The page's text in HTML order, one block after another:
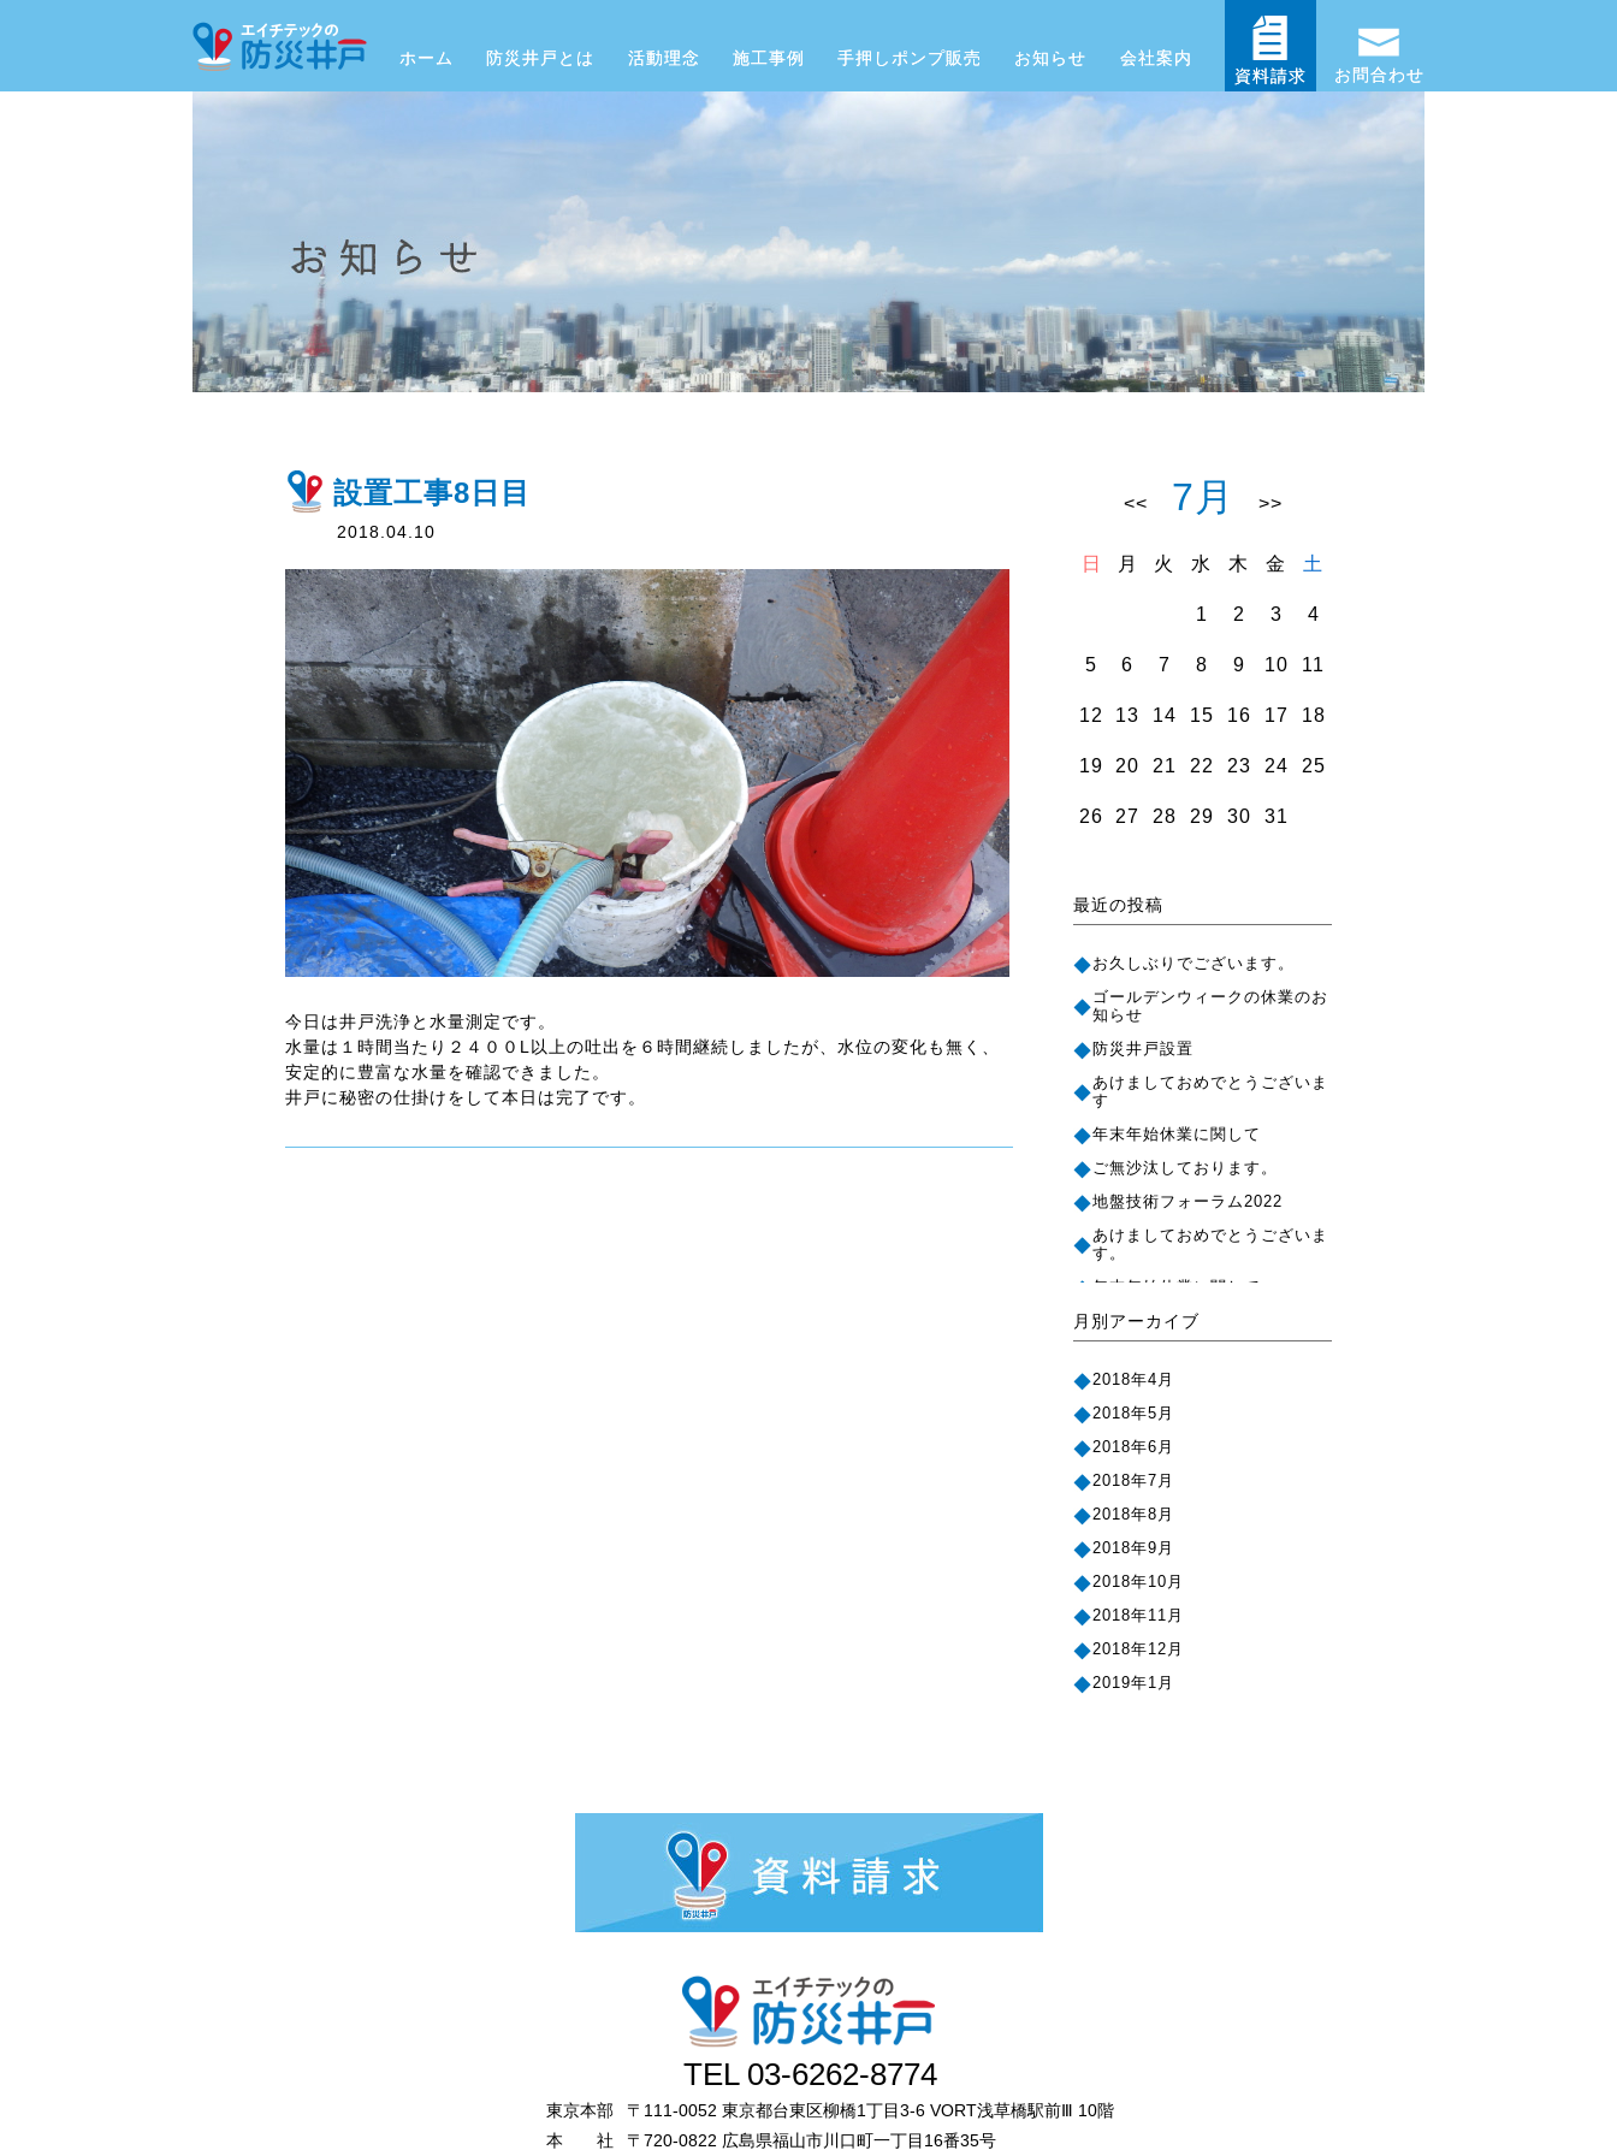
ホーム 防災井戸とは 活動理念 施工事例 手押しポンプ販売 お知らせ
会社案内
資料請求
お問合わせ
設置工事8日目
2018.04.10
今日は井戸洗浄と水量測定です。
水量は１時間当たり２４００L以上の吐出を６時間継続しましたが、水位の変化も無く、
安定的に豊富な水量を確認できました。
井戸に秘密の仕掛けをして本日は完了です。
<< 7月 >>
日 月 火 水 木 金 土
1 2 3 4
5 6 7 8 9 10 11
12 13 14 15 16 17 18
19 20 21 22 23 24 25
26 27 28 29 30 31
最近の投稿
お久しぶりでございます。
ゴールデンウィークの休業のお
知らせ
防災井戸設置
あけましておめでとうございま
す
年末年始休業に関して
ご無沙汰しております。
地盤技術フォーラム2022
あけましておめでとうございま
す。
年末年始休業に関して
ゴールデンウィーク休業のお知
らせ
あけましておめでとうございま
す。
年末年始休業に関して
『マンションビジネス総合展
2020』
明日より
マンションビジネス総合展
現場用パソコン導入
目まぐるしく変わる天気
ゴールデンウィーク休業のお知
らせ
あけましておめでとうございま
月別アーカイブ
2018年4月
2018年5月
2018年6月
2018年7月
2018年8月
2018年9月
2018年10月
2018年11月
2018年12月
2019年1月
2021年1月
TEL 03-6262-8774
東京本部
本 社
〒111-0052 東京都台東区柳橋1丁目3-6 VORT浅草橋駅前Ⅲ 10階
〒720-0822 広島県福山市川口町一丁目16番35号